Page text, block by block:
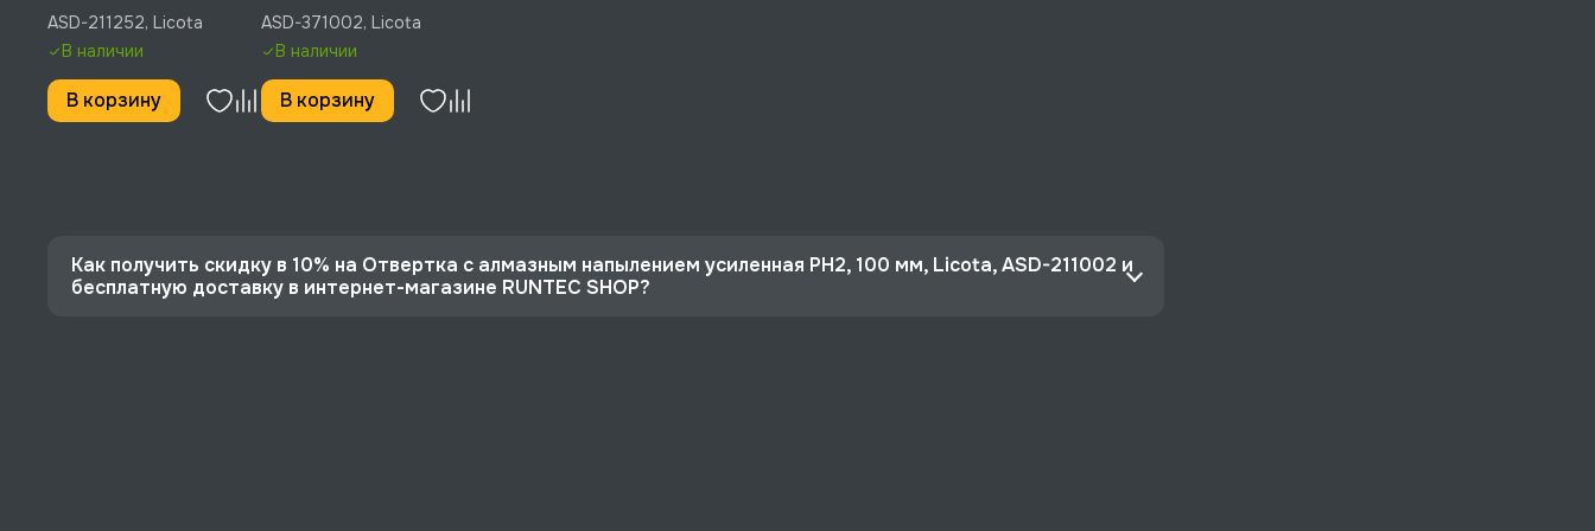
PH2, 125 мм, Licota, ASD-
211252
ASD-211252, Licota
В наличии
В корзину
371002
ASD-371002, Licota
В наличии
В корзину
Как получить скидку в 10% на Отвертка с алмазным напылением усиленная PH2, 100 мм, Licota, ASD-211002 и
бесплатную доставку в интернет-магазине RUNTEC SHOP?